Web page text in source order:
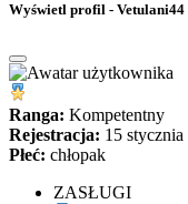
Wyświetl profil - Vetulani44
Ranga: Kompetentny
Rejestracja: 15 stycznia
Płeć: chłopak
ZASŁUGI